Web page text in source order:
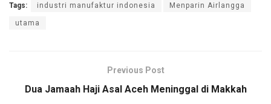
Tags: industri manufaktur indonesia Menparin Airlangga
utama
Previous Post
Dua Jamaah Haji Asal Aceh Meninggal di Makkah